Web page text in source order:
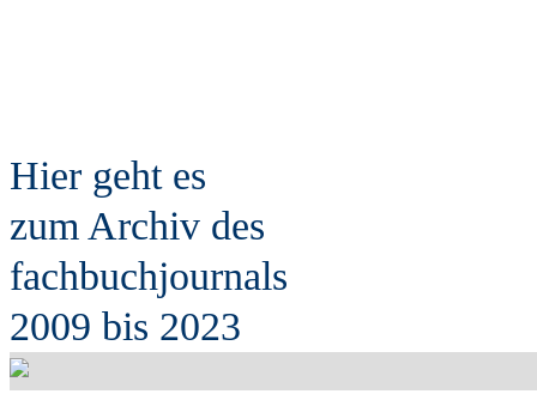
Hier geht es
zum Archiv des
fachbuchjournals
2009 bis 2023